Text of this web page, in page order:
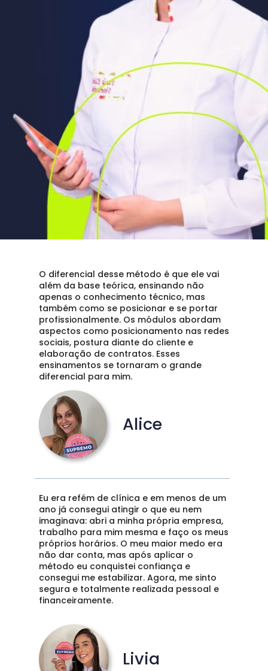
O diferencial desse método é que ele vai
além da base teórica, ensinando não
apenas o conhecimento técnico, mas
também como se posicionar e se portar
profissionalmente. Os módulos abordam
aspectos como posicionamento nas redes
sociais, postura diante do cliente e
elaboração de contratos. Esses
ensinamentos se tornaram o grande
diferencial para mim.
Eu era refém de clínica e em menos de um
ano já consegui atingir o que eu nem
imaginava: abri a minha própria empresa,
trabalho para mim mesma e faço os meus
próprios horários. O meu maior medo era
não dar conta, mas após aplicar o
método eu conquistei confiança e
consegui me estabilizar. Agora, me sinto
segura e totalmente realizada pessoal e
financeiramente.
Alice
Livia